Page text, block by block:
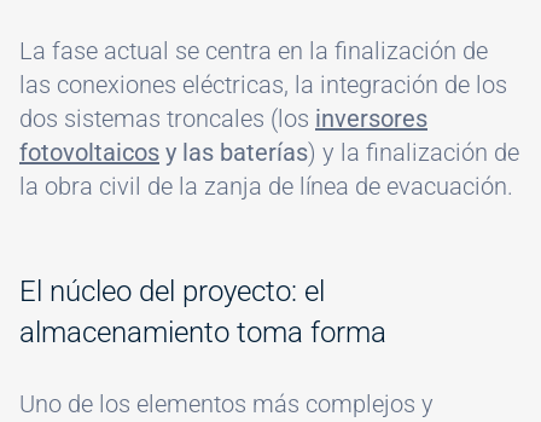
La fase actual se centra en la finalización de
las conexiones eléctricas, la integración de los
dos sistemas troncales (los inversores
fotovoltaicos y las baterías) y la finalización de
la obra civil de la zanja de línea de evacuación.
El núcleo del proyecto: el
almacenamiento toma forma
Uno de los elementos más complejos y